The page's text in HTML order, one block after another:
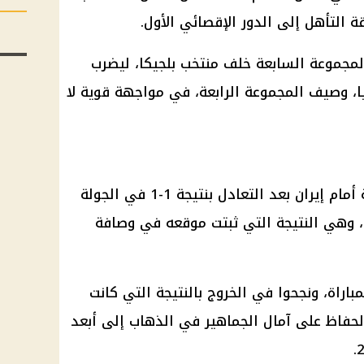
إلى الدور الإقصائي الأول.
السابعة خلف منتخب بلجيكا، ليضرب
وصيف المجموعة الرابعة، في مواجهة قوية لا
إيران
بعد التعادل بنتيجة 1-1 في الجولة
وهي النتيجة التي ثبتت موقعه في وصافة
ونجحوا في الخروج بالنتيجة التي كانت
على آمال الجماهير في الذهاب إلى أبعد
.